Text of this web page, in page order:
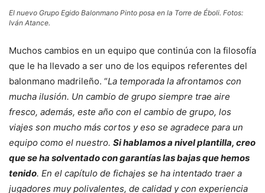
El nuevo Grupo Egido Balonmano Pinto posa en la Torre de Éboli. Fotos:
Iván Atance.
Muchos cambios en un equipo que continúa con la filosofía
que le ha llevado a ser uno de los equipos referentes del
balonmano madrileño. “La temporada la afrontamos con
mucha ilusión. Un cambio de grupo siempre trae aire
fresco, además, este año con el cambio de grupo, los
viajes son mucho más cortos y eso se agradece para un
equipo como el nuestro. Si hablamos a nivel plantilla, creo
que se ha solventado con garantías las bajas que hemos
tenido. En el capítulo de fichajes se ha intentado traer a
jugadores muy polivalentes, de calidad y con experiencia